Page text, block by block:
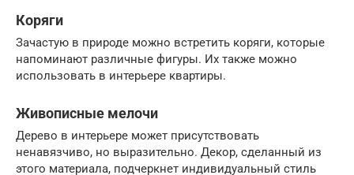
Коряги
Зачастую в природе можно встретить коряги, которые
напоминают различные фигуры. Их также можно
использовать в интерьере квартиры.
Живописные мелочи
Дерево в интерьере может присутствовать
ненавязчиво, но выразительно. Декор, сделанный из
этого материала, подчеркнет индивидуальный стиль